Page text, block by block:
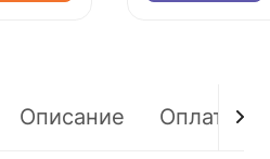
Описание Оплата